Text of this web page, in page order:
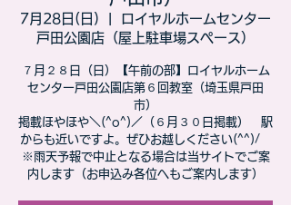
7月28日(日)
ロイヤルホームセンター
戸田公園店（屋上駐車場スペース）
７月２８日（日）【午前の部】ロイヤルホーム
センター戸田公園店第６回教室（埼玉県戸田
市）
​掲載ほやほや＼(^o^)／（６月３０日掲載） 駅
からも近いですよ。ぜひお越しください(^^)/
※雨天予報で中止となる場合は当サイトでご案
内します（お申込み各位へもご案内します）